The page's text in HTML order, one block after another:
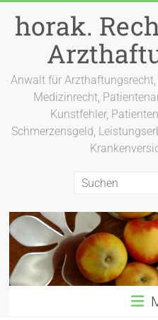
Inhalt
springen
horak.
Anwalt für
Medizinrecht,
Kunstfehler,
Schmerzensgeld,